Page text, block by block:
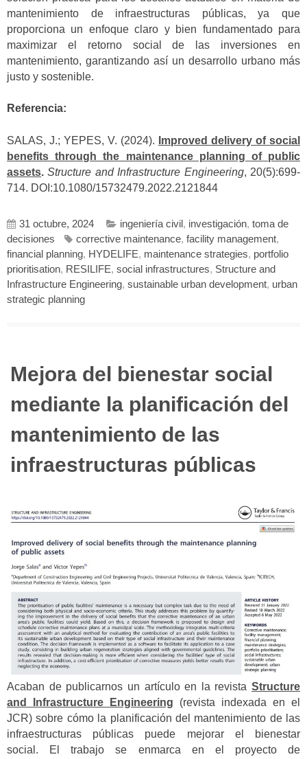
mantenimiento de infraestructuras públicas, ya que
proporciona un enfoque claro y bien fundamentado para
maximizar el retorno social de las inversiones en
mantenimiento, garantizando así un desarrollo urbano más
justo y sostenible.
Referencia:
SALAS, J.; YEPES, V. (2024).
Improved delivery of social
benefits through the maintenance planning of public
assets. Structure and Infrastructure Engineering, 20(5):699-
714. DOI:10.1080/15732479.2022.2121844
31 octubre, 2024 ingeniería civil , investigación, toma de
decisiones
corrective maintenance, facility management,
financial planning, HYDELIFE, maintenance strategies, portfolio
prioritisation, RESILIFE, social infrastructures, Structure and
Infrastructure Engineering, sustainable urban development, urban
strategic planning
Mejora del bienestar social
mediante la planificación del
mantenimiento de las
infraestructuras públicas
Acaban de publicarnos un artículo en la revista Structure
and Infrastructure Engineering (revista indexada en el
JCR) sobre cómo la planificación del mantenimiento de las
infraestructuras públicas puede mejorar el bienestar
social. El trabajo se enmarca en el proyecto de